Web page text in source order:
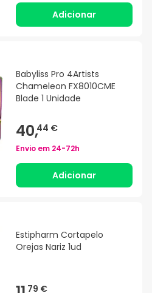
Adicionar
Babyliss Pro 4Artists
Chameleon FX8010CME
Blade 1 Unidade
40,44 €
Envio em 24-72h
Adicionar
Estipharm Cortapelo
Orejas Nariz 1ud
79 €